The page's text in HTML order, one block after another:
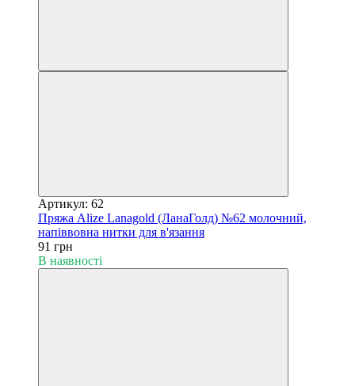
Артикул: 62
Пряжа Alize Lanagold (ЛанаГолд) №62 молочний,
напіввовна нитки для в'язання
91 грн
В наявності